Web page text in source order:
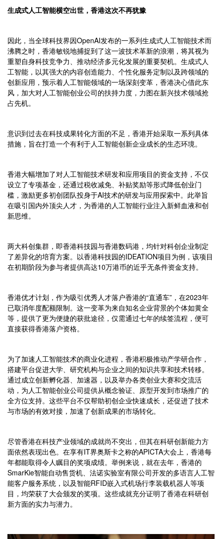
生成式人工智能横空出世，香港这次不再犹豫
因此，当全球科技界因OpenAI发布的一系列生成式人工智能技术而
沸腾之时，香港敏锐地捕捉到了这一波技术革新的浪潮，将其视为
重塑自身科技竞争力、推动经济多元化发展的重要契机。生成式人
工智能，以其强大的内容创造能力、个性化服务定制以及跨领域的
创新应用，预示着人工智能领域的一场深刻变革，香港决心借此东
风，加大对人工智能创业公司的扶持力度，力图在新兴技术领域抢
占先机。
意识到过去在科技成果转化方面的不足，香港开始采取一系列具体
措施，旨在打造一个有利于人工智能创新企业成长的生态环境。
香港大幅增加了对人工智能技术研发和应用项目的资金支持，不仅
设立了专项基金，还通过税收减免、补贴奖励等形式降低创业门
槛，激励更多初创团队投身于AI技术的研发与应用探索中。此举旨
在吸引国内外顶尖人才，为香港的人工智能行业注入新鲜血液和创
新思维。
两大科创集群，即香港科技园与香港数码港，均针对科创企业制定
了差异化的培育方案。以香港科技园的IDEATION项目为例，该项目
在初期阶段为参与者提供高达10万港币的近乎无条件资金支持。
香港优才计划，作为吸引优秀人才落户香港的“直通车”，在2023年
已取消年度配额限制。这一变革为来自知名企业背景的个体如黄全
等，提供了更为便捷的获批途径，仅需通过七年的续签流程，便可
直接获得香港落户资格。
为了加速人工智能技术的商业化进程，香港积极推动产学研合作，
搭建平台促进大学、研究机构与企业之间的知识共享和技术转移。
通过成立创新孵化器、加速器，以及举办各类创业大赛和交流活
动，为人工智能创业公司提供从概念验证、原型开发到市场推广的
全方位支持。这些平台不仅帮助初创企业快速成长，还促进了技术
与市场的有效对接，加速了创新成果的市场转化。
尽管香港在科技产业领域的成就尚不突出，但其在科研创新能力方
面依然表现出色。在享有IT界奥斯卡之称的APICTA大会上，香港每
年都能取得令人瞩目的奖项成绩。举例来说，就在去年，香港的
SmarKie智能自动售货机、法诺实验室有限公司开发的多语言人工智
能客户服务系统，以及智能RFID嵌入式机场行李装载机器人等项
目，均荣获了大会颁发的奖项。这些成就充分证明了香港在科研创
新方面的实力与潜力。